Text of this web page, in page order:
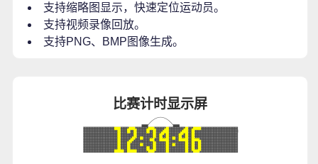
支持缩略图显示，快速定位运动员。
支持视频录像回放。
支持PNG、BMP图像生成。
比赛计时显示屏